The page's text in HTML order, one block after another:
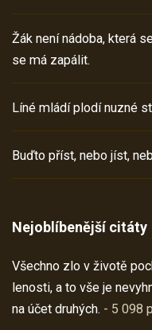
Žák není nádoba, která
se má zapálit.
Líné mládí plodí nuzné
Buďto příst, nebo jíst,
Nejoblíbenější citáty
Všechno zlo v životě
lenosti, a to vše je
na účet druhých. - 5 098